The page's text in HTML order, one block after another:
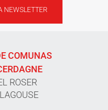
NEWSLETTER
COMUNAS
ROSER